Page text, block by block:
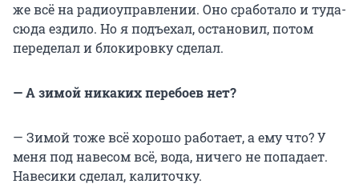
же всё на радиоуправлении. Оно сработало и туда-
сюда ездило. Но я подъехал, остановил, потом
переделал и блокировку сделал.
— А зимой никаких перебоев нет?
— Зимой тоже всё хорошо работает, а ему что? У
меня под навесом всё, вода, ничего не попадает.
Навесики сделал, калиточку.